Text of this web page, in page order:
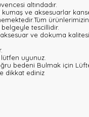
altındadır.
kumaş ve aksesuarlar
belgeyle tescillidir.
aksesuar ve dokuma
lütfen uyunuz.
bedeni Bulmak için
dikkat ediniz